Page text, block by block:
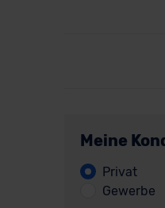
Meine
Privat
Gewerbe